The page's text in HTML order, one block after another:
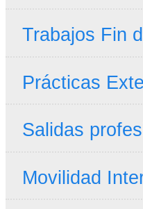
Trabajos Fin
Prácticas
Salidas
Movilidad